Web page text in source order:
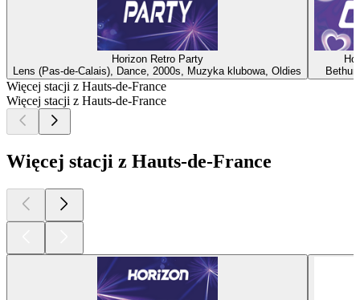
Horizon Retro Party
Lens (Pas-de-Calais), Dance, 2000s, Muzyka klubowa, Oldies
Więcej stacji z Hauts-de-France
Więcej stacji z Hauts-de-France
Więcej stacji z Hauts-de-France